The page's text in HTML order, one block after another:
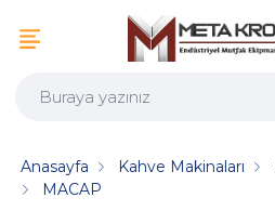
Anasayfa Kahve Makinaları
MACAP